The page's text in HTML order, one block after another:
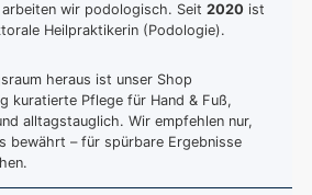
arbeiten wir podologisch. Seit 2020 ist
Heilpraktikerin (Podologie).
heraus ist unser Shop
kuratierte Pflege für Hand & Fuß,
alltagstauglich. Wir empfehlen nur,
bewährt – für spürbare Ergebnisse